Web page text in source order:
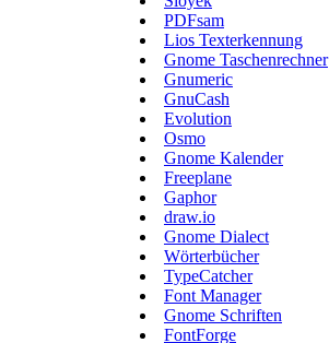
PDFsam
Lios Texterkennung
Gnome Taschenrechner
Gnumeric
GnuCash
Evolution
Osmo
Gnome Kalender
Freeplane
Gaphor
draw.io
Gnome Dialect
Wörterbücher
TypeCatcher
Font Manager
Gnome Schriften
FontForge